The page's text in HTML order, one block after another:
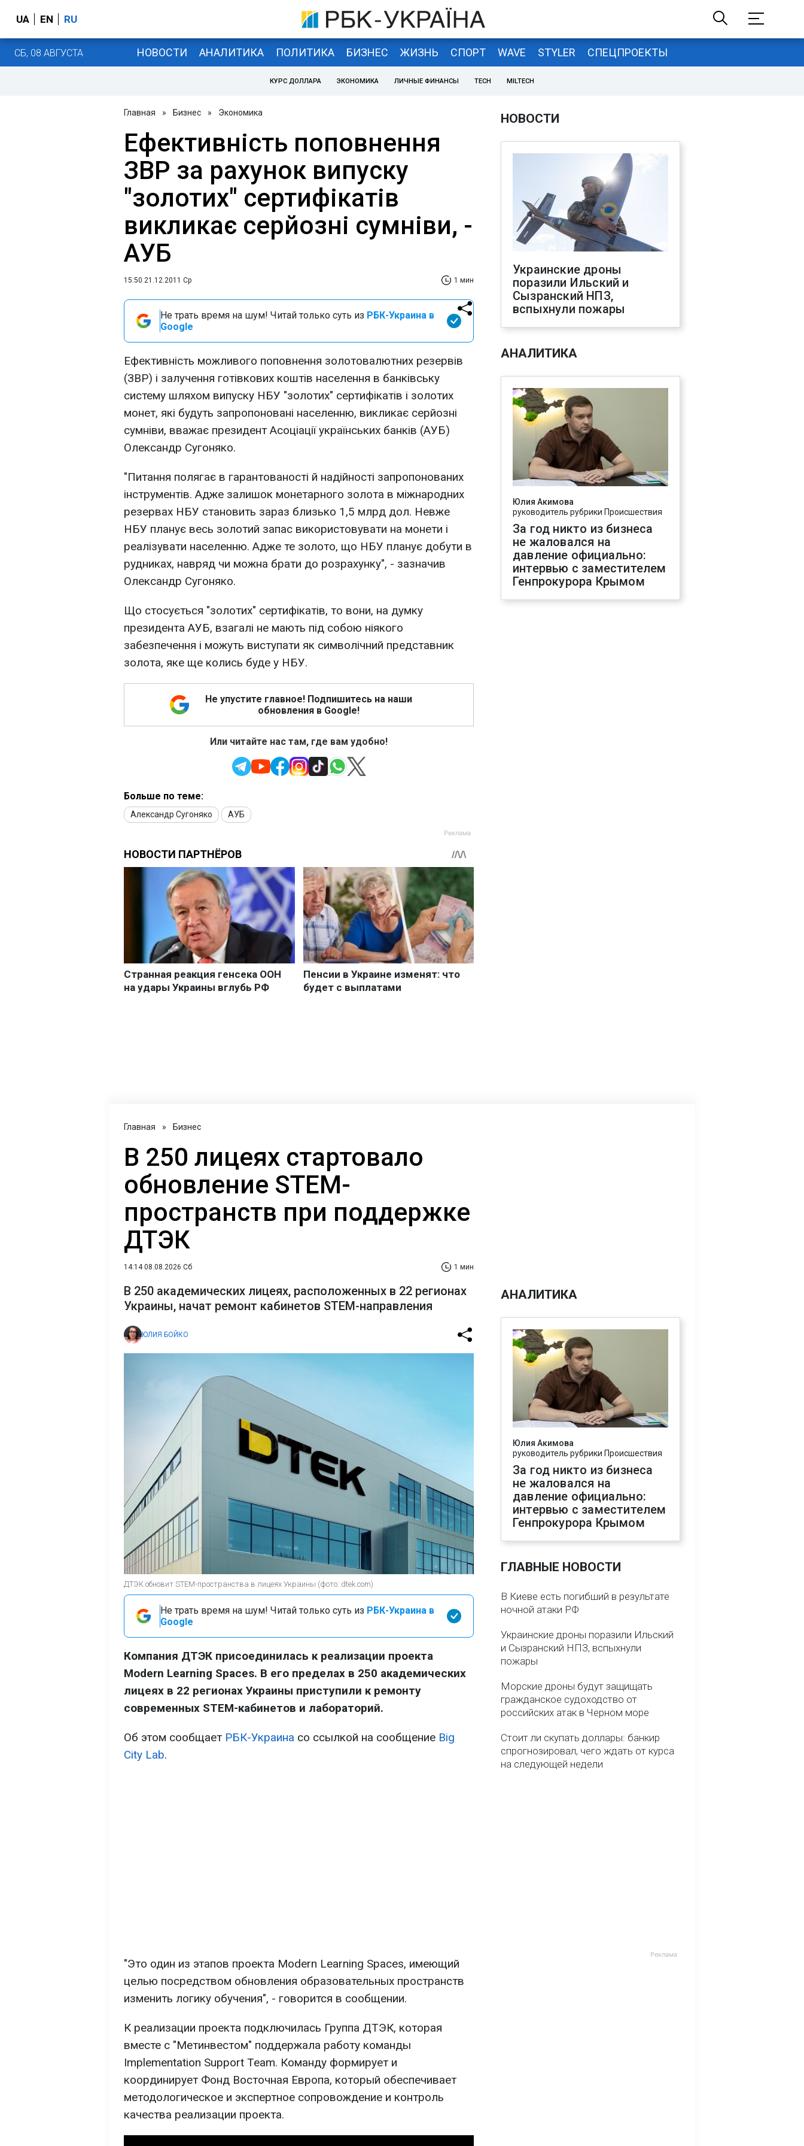
UA EN RU
СБ, 08 АВГУСТА НОВОСТИ АНАЛИТИКА ПОЛИТИКА БИЗНЕС ЖИЗНЬ СПОРТ WAVE STYLER СПЕЦПРОЕКТЫ
КУРС ДОЛЛАРА ЭКОНОМИКА ЛИЧНЫЕ ФИНАНСЫ TECH MILTECH
Главная » Бизнес » Экономика
Ефективність поповнення
ЗВР за рахунок випуску
"золотих" сертифікатів
викликає серйозні сумніви, -
АУБ
15:50 21.12.2011 Ср 1 мин
Не трать время на шум! Читай только суть из РБК-Украина в
Google
Ефективність можливого поповнення золотовалютних резервів
(ЗВР) і залучення готівкових коштів населення в банківську
систему шляхом випуску НБУ "золотих" сертифікатів і золотих
монет, які будуть запропоновані населенню, викликає серйозні
сумніви, вважає президент Асоціації українських банків (АУБ)
Олександр Сугоняко.
"Питання полягає в гарантованості й надійності запропонованих
інструментів. Адже залишок монетарного золота в міжнародних
резервах НБУ становить зараз близько 1,5 млрд дол. Невже
НБУ планує весь золотий запас використовувати на монети і
реалізувати населенню. Адже те золото, що НБУ планує добути в
рудниках, навряд чи можна брати до розрахунку", - зазначив
Олександр Сугоняко.
Що стосується "золотих" сертифікатів, то вони, на думку
президента АУБ, взагалі не мають під собою ніякого
забезпечення і можуть виступати як символічний представник
золота, яке ще колись буде у НБУ.
Не упустите главное! Подпишитесь на наши
обновления в Google!
Или читайте нас там, где вам удобно!
Больше по теме:
Александр Сугоняко АУБ
НОВОСТИ
Украинские дроны
поразили Ильский и
Сызранский НПЗ,
вспыхнули пожары
АНАЛИТИКА
Юлия Акимова
руководитель рубрики Происшествия
За год никто из бизнеса
не жаловался на
давление официально:
интервью с заместителем
Генпрокурора Крымом
Главная » Бизнес
В 250 лицеях стартовало
обновление STEM-
пространств при поддержке
ДТЭК‌
14:14 08.08.2026 Сб 1 мин
В 250 академических лицеях, расположенных в 22 регионах
Украины, начат ремонт кабинетов STEM-направления
ЮЛИЯ БОЙКО
ДТЭК обновит STEM-пространства в лицеях Украины (фото: dtek.com)
Не трать время на шум! Читай только суть из РБК-Украина в
Google
Компания ДТЭК присоединилась к реализации проекта
Modern Learning Spaces. В его пределах в 250 академических
лицеях в 22 регионах Украины приступили к ремонту
современных STEM-кабинетов и лабораторий.
Об этом сообщает РБК-Украина со ссылкой на сообщение Big
City Lab.
"Это один из этапов проекта Modern Learning Spaces, имеющий
целью посредством обновления образовательных пространств
изменить логику обучения", - говорится в сообщении.
К реализации проекта подключилась Группа ДТЭК, которая
вместе с "Метинвестом" поддержала работу команды
Implementation Support Team. Команду формирует и
координирует Фонд Восточная Европа, который обеспечивает
методологическое и экспертное сопровождение и контроль
качества реализации проекта.
АНАЛИТИКА
Юлия Акимова
руководитель рубрики Происшествия
За год никто из бизнеса
не жаловался на
давление официально:
интервью с заместителем
Генпрокурора Крымом
ГЛАВНЫЕ НОВОСТИ
В Киеве есть погибший в результате
ночной атаки РФ
Украинские дроны поразили Ильский
и Сызранский НПЗ, вспыхнули
пожары
Морские дроны будут защищать
гражданское судоходство от
российских атак в Черном море
Стоит ли скупать доллары: банкир
спрогнозировал, чего ждать от курса
на следующей недели